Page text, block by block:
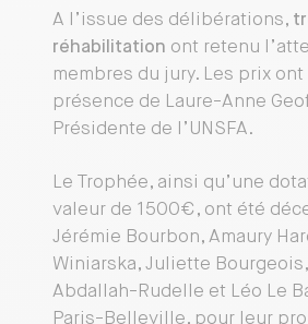
A l’issue des délibérations,
réhabilitation ont retenu
membres du jury. Les prix
présence de Laure-Anne
Présidente de l’UNSFA.
Le Trophée, ainsi qu’une
valeur de 1500€, ont été
Jérémie Bourbon, Amaury
Winiarska, Juliette
Abdallah-Rudelle et Léo Le
Paris-Belleville, pour leur